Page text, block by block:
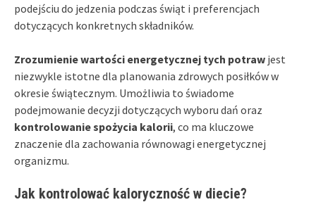
podejściu do jedzenia podczas świąt i preferencjach
dotyczących konkretnych składników.
Zrozumienie wartości energetycznej tych potraw jest
niezwykle istotne dla planowania zdrowych posiłków w
okresie świątecznym. Umożliwia to świadome
podejmowanie decyzji dotyczących wyboru dań oraz
kontrolowanie spożycia kalorii, co ma kluczowe
znaczenie dla zachowania równowagi energetycznej
organizmu.
Jak kontrolować kaloryczność w diecie?